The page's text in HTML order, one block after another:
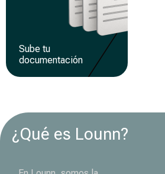
Sube tu
documentación
¿Qué es Lounn?